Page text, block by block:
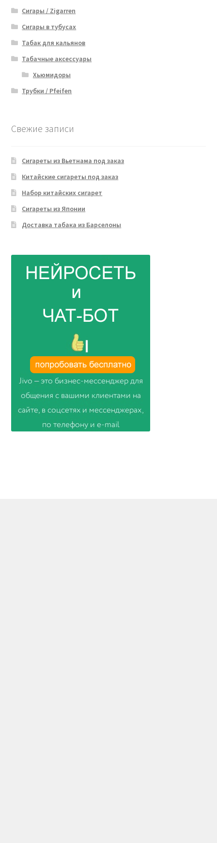
Сигары / Zigarren
Сигары в тубусах
Табак для кальянов
Табачные аксессуары
Хьюмидоры
Трубки / Pfeifen
Свежие записи
Сигареты из Вьетнама под заказ
Китайские сигареты под заказ
Набор китайских сигарет
Сигареты из Японии
Доставка табака из Барселоны